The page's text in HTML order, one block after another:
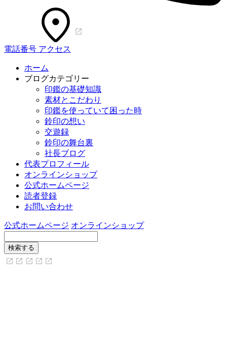
電話番号 アクセス
ホーム
ブログカテゴリー
印鑑の基礎知識
素材とこだわり
印鑑を使っていて困った時
鈴印の想い
交遊録
鈴印の舞台裏
社長ブログ
代表プロフィール
オンラインショップ
公式ホームページ
読者登録
お問い合わせ
公式ホームページ オンラインショップ